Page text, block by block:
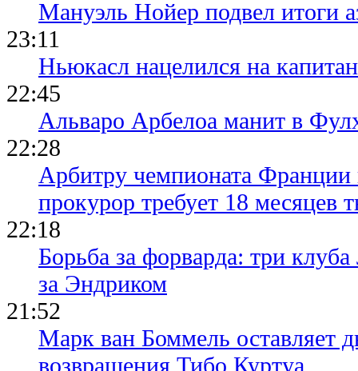
Мануэль Нойер подвел итоги
23:11
Ньюкасл нацелился на
22:45
Альваро Арбелоа манит в
22:28
Арбитру чемпионата Франции
прокурор требует 18 месяцев
22:18
Борьба за форварда: три
за Эндриком
21:52
Марк ван Боммель оставляет
возвращения Тибо Куртуа